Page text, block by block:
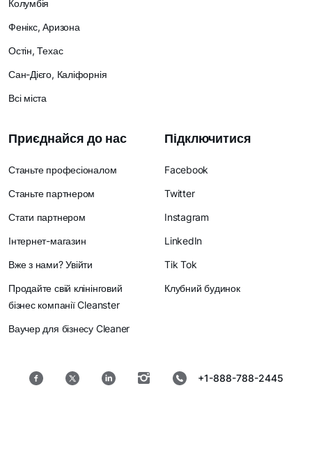
Колумбія
Фенікс, Аризона
Остін, Техас
Сан-Дієго, Каліфорнія
Всі міста
Приєднайся до нас
Станьте професіоналом
Станьте партнером
Стати партнером
Інтернет-магазин
Вже з нами? Увійти
Продайте свій клінінговий
бізнес компанії Cleanster
Ваучер для бізнесу Cleaner
Підключитися
Facebook
Twitter
Instagram
LinkedIn
Tik Tok
Клубний будинок
+1-888-788-2445